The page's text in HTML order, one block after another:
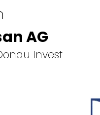
AG
Invest